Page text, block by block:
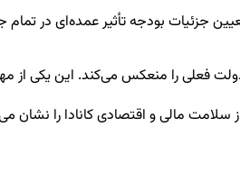
بودجه تأثیر عمده‌ای در تمام
فعلی را منعکس می‌کند. این یکی
مالی و اقتصادی کانادا را نشان